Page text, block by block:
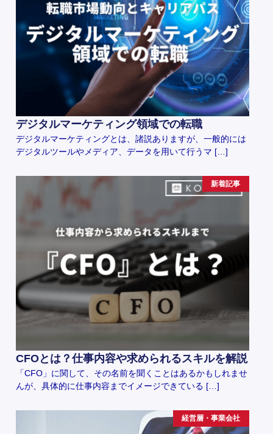
デジタルマーケティング領域での転職
デジタルマーケティングとは、諸説ありますが、一般的には
デジタルツールやメディア、データを用いて行うマ […]
新着記事
CFOとは？仕事内容や求められるスキルを解説
「CFO」に関して、その名前を聞くことはあるかもしれませ
んが、具体的に仕事内容までイメージできている […]
経営層・事業会社